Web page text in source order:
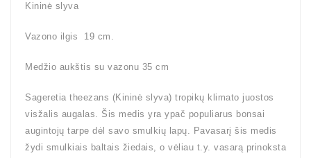
Kininė slyva
Vazono ilgis 19 cm.
Medžio aukštis su vazonu 35 cm
Sageretia theezans (Kininė slyva) tropikų klimato juostos
visžalis augalas. Šis medis yra ypač populiarus bonsai
augintojų tarpe dėl savo smulkių lapų. Pavasarį šis medis
žydi smulkiais baltais žiedais, o vėliau t.y. vasarą prinoksta